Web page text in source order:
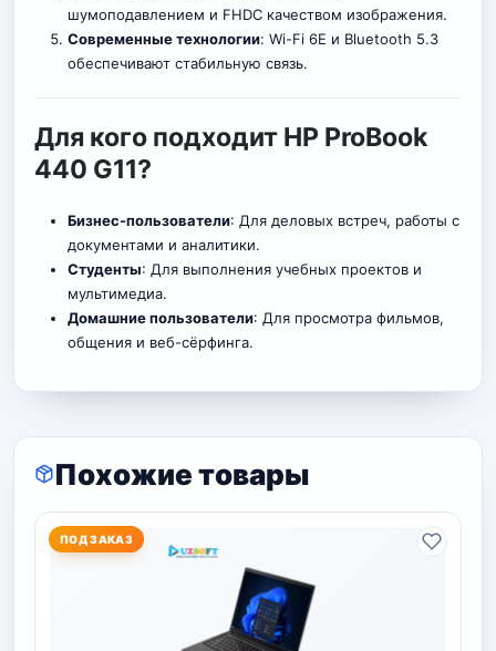
шумоподавлением и FHDC качеством изображения.
Современные технологии: Wi-Fi 6E и Bluetooth 5.3
обеспечивают стабильную связь.
Для кого подходит HP ProBook
440 G11?
Бизнес-пользователи: Для деловых встреч, работы с
документами и аналитики.
Студенты: Для выполнения учебных проектов и
мультимедиа.
Домашние пользователи: Для просмотра фильмов,
общения и веб-сёрфинга.
Похожие товары
ПОД ЗАКАЗ